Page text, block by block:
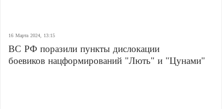
16 Марта 2024, 13:15
ВС РФ поразили пункты дислокации
боевиков нацформирований "Лють" и "Цунами"